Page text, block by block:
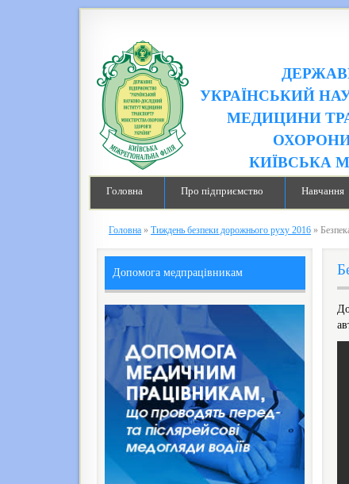
УКРАЇНСЬКИЙ
МЕДИЦИНИ
КИЇВСЬКА
Головна Про підприємство Навчання
Головна » Тиждень безпеки дорожнього руху 2016 »
Допомога медпрацівникам